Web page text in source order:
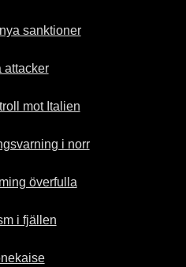
sanktioner
attacker
mot Italien
i norr
överfulla
i fjällen